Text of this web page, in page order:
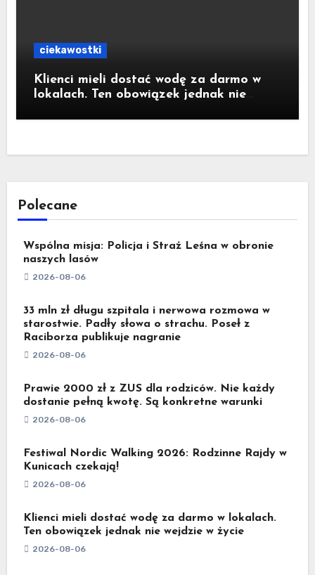
ciekawostki
Klienci mieli dostać wodę za darmo w
lokalach. Ten obowiązek jednak nie
Polecane
Wspólna misja: Policja i Straż Leśna w obronie
naszych lasów
2026-08-06
33 mln zł długu szpitala i nerwowa rozmowa w
starostwie. Padły słowa o strachu. Poseł z
Raciborza publikuje nagranie
2026-08-06
Prawie 2000 zł z ZUS dla rodziców. Nie każdy
dostanie pełną kwotę. Są konkretne warunki
2026-08-06
Festiwal Nordic Walking 2026: Rodzinne Rajdy w
Kunicach czekają!
2026-08-06
Klienci mieli dostać wodę za darmo w lokalach.
Ten obowiązek jednak nie wejdzie w życie
2026-08-06